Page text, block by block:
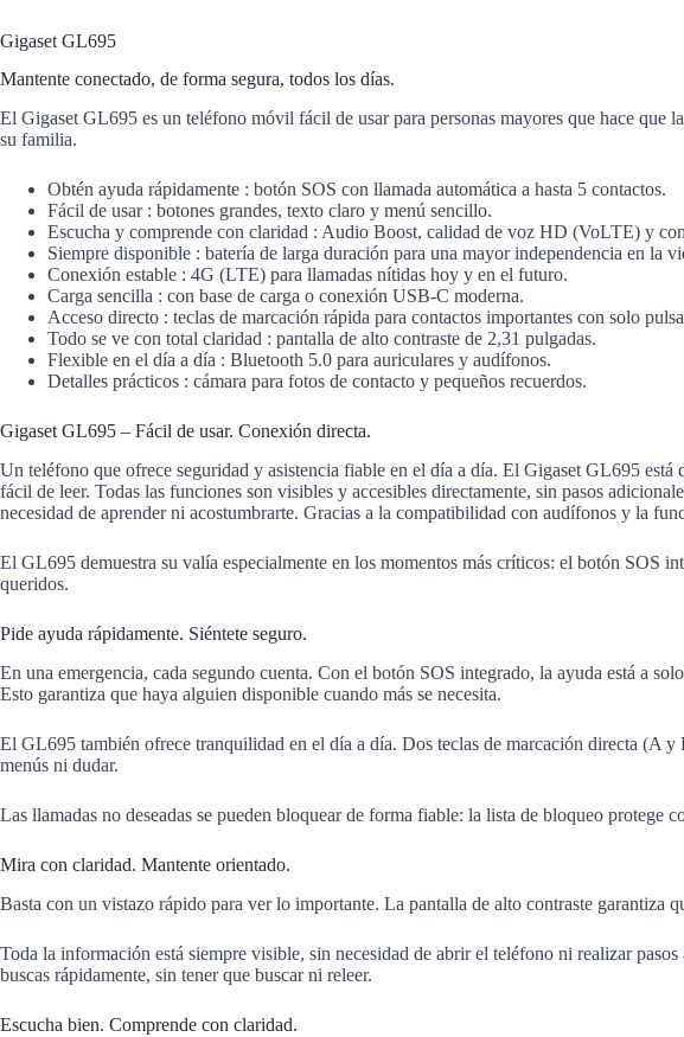
Gigaset GL695
Mantente conectado, de forma segura, todos los días.
El Gigaset GL695 es un teléfono móvil fácil de usar para personas mayores que hace
su familia.
Obtén ayuda rápidamente : botón SOS con llamada automática a hasta 5 contactos.
Fácil de usar : botones grandes, texto claro y menú sencillo.
Escucha y comprende con claridad : Audio Boost, calidad de voz HD (VoLTE) y
Siempre disponible : batería de larga duración para una mayor independencia en la
Conexión estable : 4G (LTE) para llamadas nítidas hoy y en el futuro.
Carga sencilla : con base de carga o conexión USB-C moderna.
Acceso directo : teclas de marcación rápida para contactos importantes con solo
Todo se ve con total claridad : pantalla de alto contraste de 2,31 pulgadas.
Flexible en el día a día : Bluetooth 5.0 para auriculares y audífonos.
Detalles prácticos : cámara para fotos de contacto y pequeños recuerdos.
Gigaset GL695 – Fácil de usar. Conexión directa.
Un teléfono que ofrece seguridad y asistencia fiable en el día a día. El Gigaset GL695
fácil de leer. Todas las funciones son visibles y accesibles directamente, sin pasos
necesidad de aprender ni acostumbrarte. Gracias a la compatibilidad con audífonos y la
El GL695 demuestra su valía especialmente en los momentos más críticos: el botón SOS
queridos.
Pide ayuda rápidamente. Siéntete seguro.
En una emergencia, cada segundo cuenta. Con el botón SOS integrado, la ayuda está a
Esto garantiza que haya alguien disponible cuando más se necesita.
El GL695 también ofrece tranquilidad en el día a día. Dos teclas de marcación directa (A
menús ni dudar.
Las llamadas no deseadas se pueden bloquear de forma fiable: la lista de bloqueo protege
Mira con claridad. Mantente orientado.
Basta con un vistazo rápido para ver lo importante. La pantalla de alto contraste garantiza
Toda la información está siempre visible, sin necesidad de abrir el teléfono ni realizar
buscas rápidamente, sin tener que buscar ni releer.
Escucha bien. Comprende con claridad.